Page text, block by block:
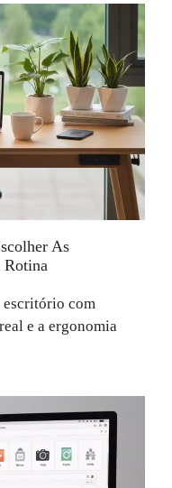
As
Rotina
escritório com
e a ergonomia